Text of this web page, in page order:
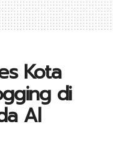
Kota
di
Al